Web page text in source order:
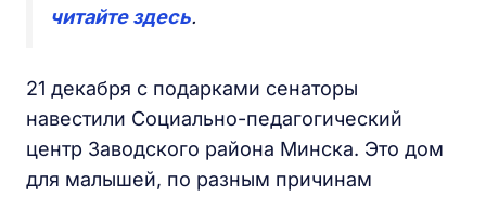
читайте здесь.
21 декабря с подарками сенаторы
навестили Социально-педагогический
центр Заводского района Минска. Это дом
для малышей, по разным причинам